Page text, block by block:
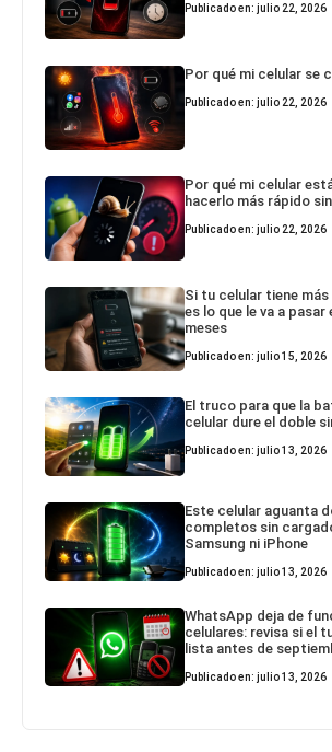
Publicado en: julio 22, 2026
Por qué mi celular se
Publicado en: julio 22, 2026
Por qué mi celular
hacerlo más rápido
Publicado en: julio 22, 2026
Si tu celular tiene
es lo que le va a
meses
Publicado en: julio 15, 2026
El truco para que la
celular dure el doble
Publicado en: julio 13, 2026
Este celular aguanta
completos sin
Samsung ni iPhone
Publicado en: julio 13, 2026
WhatsApp deja de
celulares: revisa si el
lista antes de
Publicado en: julio 13, 2026